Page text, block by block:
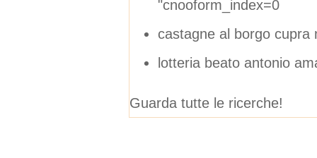
"cnooform_index=0
castagne al borgo cupra
lotteria beato antonio
Guarda tutte le ricerche!